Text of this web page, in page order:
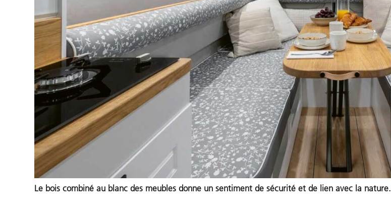
Le bois combiné au blanc des meubles donne un sentiment de sécurité et de lien avec la nature.